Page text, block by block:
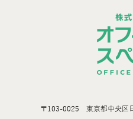
〒103-0025 東京都中央区